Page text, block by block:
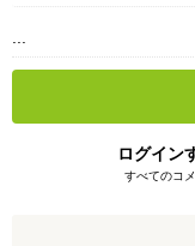
ログイン
すべてのコ